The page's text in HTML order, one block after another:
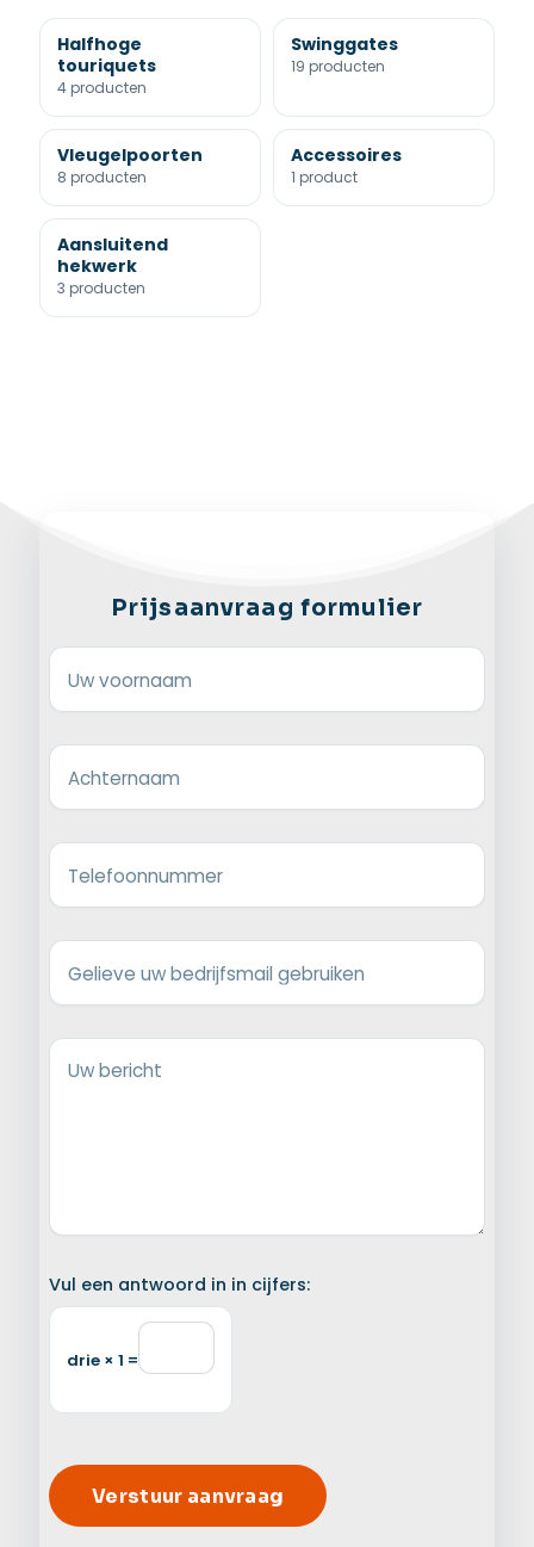
Halfhoge
touriquets
4 producten
Swinggates
19 producten
Vleugelpoorten
8 producten
Accessoires
1 product
Aansluitend
hekwerk
3 producten
Prijsaanvraag formulier
Uw voornaam
Achternaam
Telefoonnummer
Gelieve uw bedrijfsmail gebruiken
Uw bericht
Vul een antwoord in in cijfers:
drie × 1 =